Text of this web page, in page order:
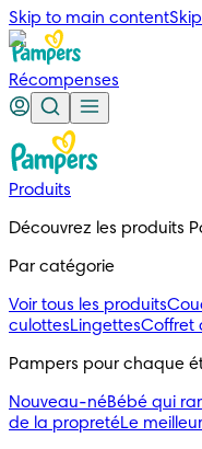
Skip to main content
Récompenses
Produits
Découvrez les produits
Par catégorie
Voir tous les produits
culottesLingettesCoffret
Pampers pour chaque
Nouveau-néBébé qui
de la propretéLe